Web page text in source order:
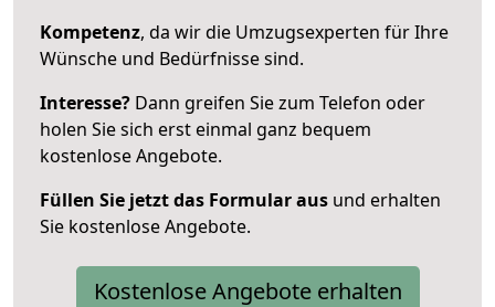
Kompetenz, da wir die Umzugsexperten für Ihre
Wünsche und Bedürfnisse sind.
Interesse? Dann greifen Sie zum Telefon oder
holen Sie sich erst einmal ganz bequem
kostenlose Angebote.
Füllen Sie jetzt das Formular aus und erhalten
Sie kostenlose Angebote.
Kostenlose Angebote erhalten